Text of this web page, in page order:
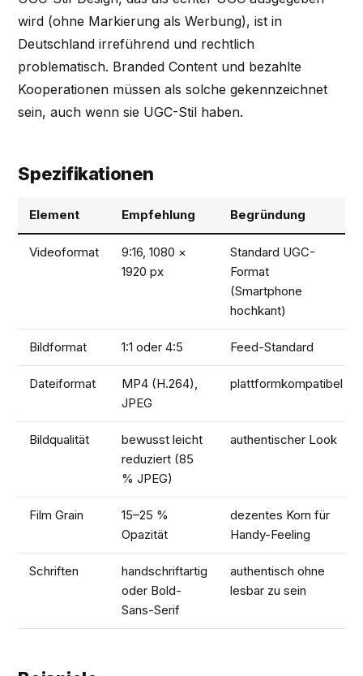
wird (ohne Markierung als Werbung), ist in
Deutschland irreführend und rechtlich
problematisch. Branded Content und bezahlte
Kooperationen müssen als solche gekennzeichnet
sein, auch wenn sie UGC-Stil haben.
Spezifikationen
Element Empfehlung Begründung
Videoformat
9:16, 1080 ×
1920 px
Standard UGC-
Format
(Smartphone
hochkant)
Bildformat 1:1 oder 4:5 Feed-Standard
Dateiformat
MP4 (H.264),
JPEG
plattformkompatibel
Bildqualität
bewusst leicht
reduziert (85
% JPEG)
authentischer Look
Film Grain
15–25 %
Opazität
dezentes Korn für
Handy-Feeling
Schriften
handschriftartig
oder Bold-
Sans-Serif
authentisch ohne
lesbar zu sein